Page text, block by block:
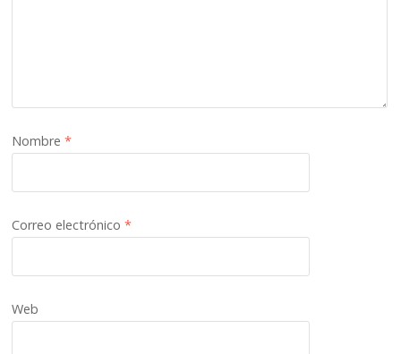
Nombre*
Correo electrónico*
Web